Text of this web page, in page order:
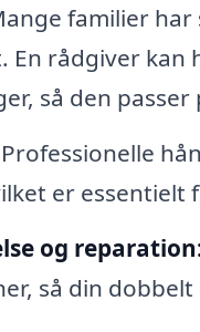
familier
En rådgiver
så den
Professionelle
er essentielt
og
så din